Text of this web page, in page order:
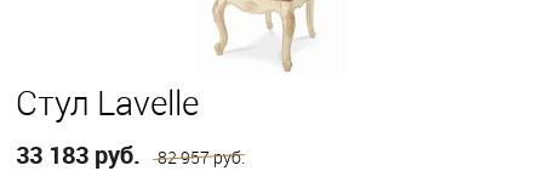
Стул Lavelle
33 183 руб. 82 957 руб.